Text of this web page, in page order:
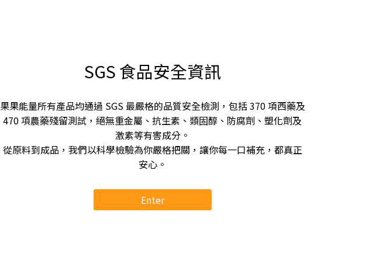
SGS 食品安全資訊
果果能量所有產品均通過 SGS 最嚴格的品質安全檢測，包括 370 項西藥及
470 項農藥殘留測試，絕無重金屬、抗生素、類固醇、防腐劑、塑化劑及
激素等有害成分。
從原料到成品，我們以科學檢驗為你嚴格把關，讓你每一口補充，都真正
安心。
Enter